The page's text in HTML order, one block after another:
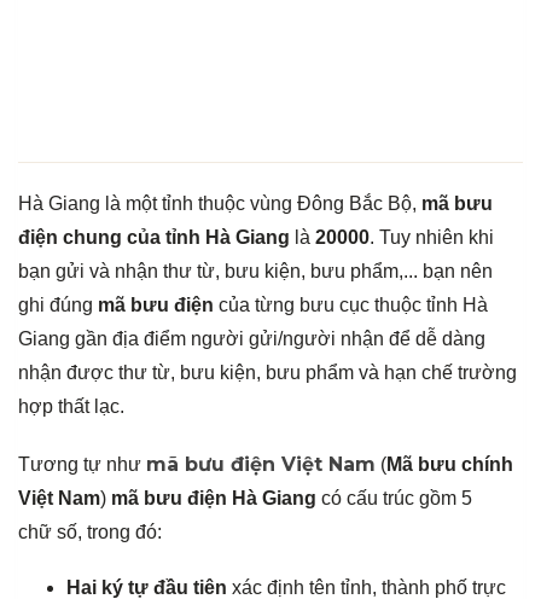
Hà Giang là một tỉnh thuộc vùng Đông Bắc Bộ, mã bưu
điện chung của tỉnh Hà Giang là 20000. Tuy nhiên khi
bạn gửi và nhận thư từ, bưu kiện, bưu phẩm,... bạn nên
ghi đúng mã bưu điện của từng bưu cục thuộc tỉnh Hà
Giang gần địa điểm người gửi/người nhận để dễ dàng
nhận được thư từ, bưu kiện, bưu phẩm và hạn chế trường
hợp thất lạc.
Tương tự như mã bưu điện Việt Nam (Mã bưu chính
Việt Nam) mã bưu điện Hà Giang có cấu trúc gồm 5
chữ số, trong đó:
Hai ký tự đầu tiên xác định tên tỉnh, thành phố trực